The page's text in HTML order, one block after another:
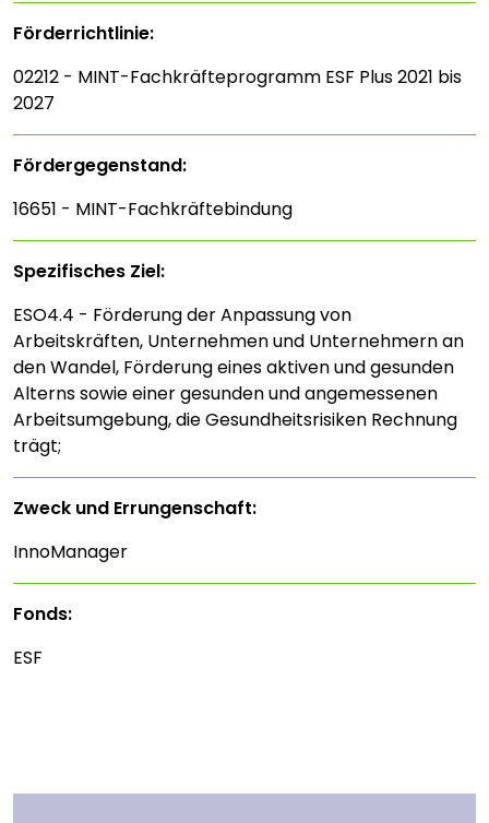
Förderrichtlinie:
02212 - MINT-Fachkräfteprogramm ESF Plus 2021 bis
2027
Fördergegenstand:
16651 - MINT-Fachkräftebindung
Spezifisches Ziel:
ESO4.4 - Förderung der Anpassung von
Arbeitskräften, Unternehmen und Unternehmern an
den Wandel, Förderung eines aktiven und gesunden
Alterns sowie einer gesunden und angemessenen
Arbeitsumgebung, die Gesundheitsrisiken Rechnung
trägt;
Zweck und Errungenschaft:
InnoManager
Fonds:
ESF